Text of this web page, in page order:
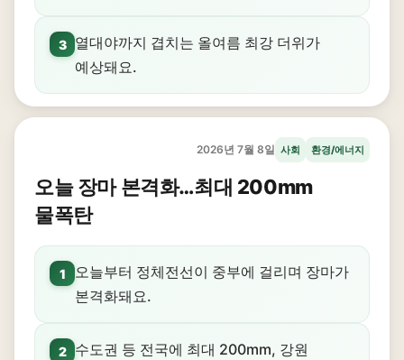
3
열대야까지 겹치는 올여름 최강 더위가
예상돼요.
2026년 7월 8일 사회 환경/에너지
오늘 장마 본격화…최대 200mm
물폭탄
1
오늘부터 정체전선이 중부에 걸리며 장마가
본격화돼요.
2
수도권 등 전국에 최대 200mm, 강원